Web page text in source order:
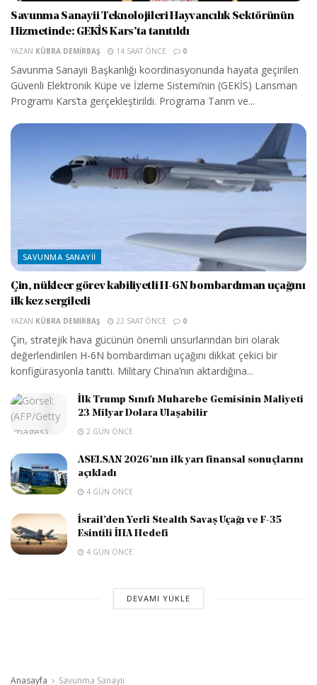
Savunma Sanayii Teknolojileri Hayvancılık Sektörünün
Hizmetinde: GEKİS Kars’ta tanıtıldı
YAZAN KÜBRA DEMIRBAŞ 14 SAAT ÖNCE 0
Savunma Sanayii Başkanlığı koordinasyonunda hayata geçirilen
Güvenli Elektronik Küpe ve İzleme Sistemi’nin (GEKİS) Lansman
Programı Kars’ta gerçekleştirildi. Programa Tarım ve...
SAVUNMA SANAYII
Çin, nükleer görev kabiliyetli H-6N bombardıman uçağını
ilk kez sergiledi
YAZAN KÜBRA DEMIRBAŞ 22 SAAT ÖNCE 0
Çin, stratejik hava gücünün önemli unsurlarından biri olarak
değerlendirilen H-6N bombardıman uçağını dikkat çekici bir
konfigürasyonla tanıttı. Military China’nın aktardığına...
İlk Trump Sınıfı Muharebe Gemisinin Maliyeti
23 Milyar Dolara Ulaşabilir
2 GÜN ÖNCE
ASELSAN 2026’nın ilk yarı finansal sonuçlarını
açıkladı
4 GÜN ÖNCE
İsrail’den Yerli Stealth Savaş Uçağı ve F-35
Esintili İHA Hedefi
4 GÜN ÖNCE
DEVAMI YÜKLE
Anasayfa Savunma Sanayii